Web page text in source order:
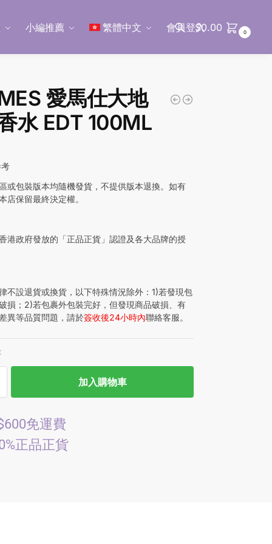
小編推薦 繁體中文 會員登入
$0.00 0
愛馬仕大地
水 EDT 100ML
或包裝版本均隨機發貨，不提供版本退換。如有
店保留最終決定權。
港政府發放的「正品正貨」認證及各大品牌的授
不設退貨或換貨，以下特殊情況除外：1)若發現包
損；2)若包裹外包裝完好，但發現商品破損、有
異等品質問題，請於簽收後24小時內聯絡客服。
加入購物車
免運費
正品正貨